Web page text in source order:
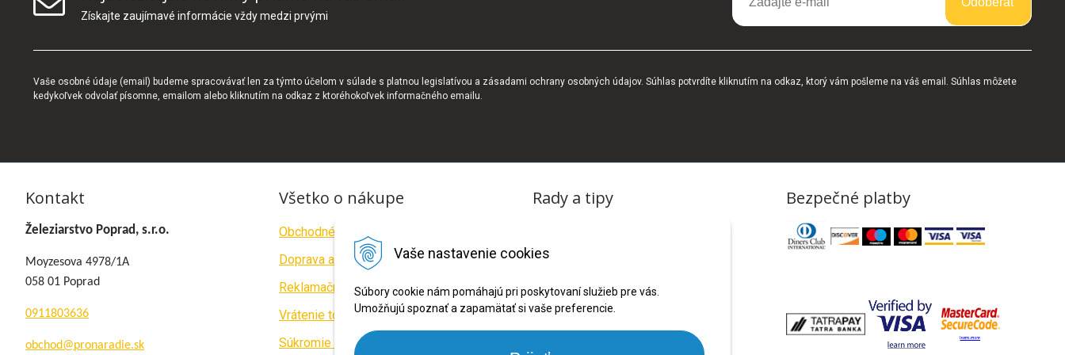
Vaše nastavenie cookies
Súbory cookie nám pomáhajú pri poskytovaní služieb pre vás.
Umožňujú spoznať a zapamätať si vaše preferencie.
Získajte zaujímavé informácie vždy medzi prvými
Vaše osobné údaje (email) budeme spracovávať len za týmto účelom v súlade s platnou legislatívou a zásadami ochrany osobných údajov. Súhlas potvrdíte kliknutím na odkaz, ktorý vám pošleme na váš email. Súhlas môžete
kedykoľvek odvolať písomne, emailom alebo kliknutím na odkaz z ktoréhokoľvek informačného emailu.
Kontakt
Železiarstvo Poprad, s.r.o.
Moyzesova 4978/1A
058 01 Poprad
0911803636
obchod@pronaradie.sk
Všetko o nákupe
Obchodné podmienky
Doprava a platba
Reklamačný poriadok
Vrátenie tovaru
Súkromie a cookies
Rady a tipy Bezpečné platby